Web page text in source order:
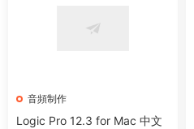
音頻制作
Logic Pro 12.3 for Mac 中文